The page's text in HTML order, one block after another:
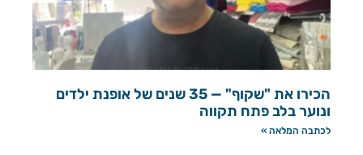
הכירו את "שקוף" — 35 שנים של אופנת ילדים
ונוער בלב פתח תקווה
לכתבה המלאה »